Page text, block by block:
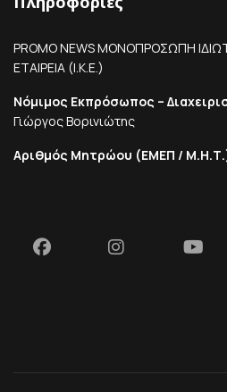
PROMO NEWS ΜΟΝΟΠΡΟΣΩΠΗ
ΕΤΑΙΡΕΙΑ (Ι.Κ.Ε.)
Νόμιμος Εκπρόσωπος –
Γιώργος Βορινιώτης
Αριθμός Μητρώου (ΕΜΕΠ /